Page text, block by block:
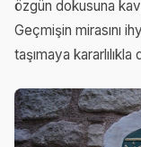
özgün dokusuna
Geçmişin mirasını
taşımaya